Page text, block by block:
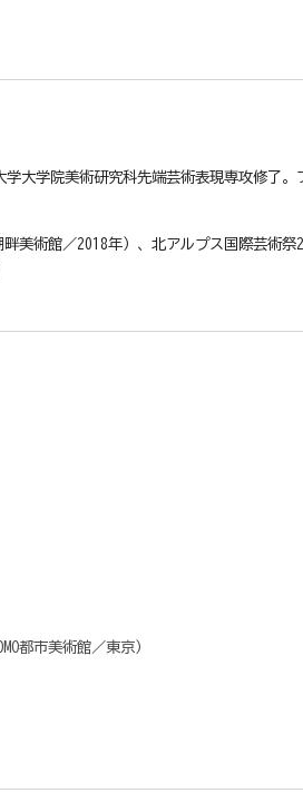
大学院美術研究科先端芸術表現専攻修了
術館／2018年）、北アルプス国際芸術
都市美術館／東京）